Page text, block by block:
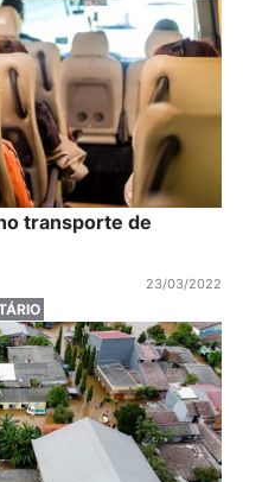
transporte de
23/03/2022